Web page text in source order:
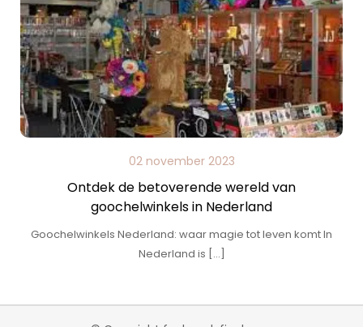
02 november 2023
Ontdek de betoverende wereld van
goochelwinkels in Nederland
Goochelwinkels Nederland: waar magie tot leven komt In
Nederland is […]